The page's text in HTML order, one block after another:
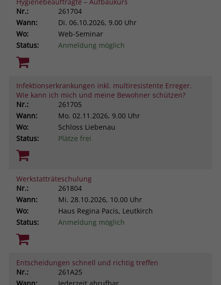
Nr.:
261704
Wann:
Di. 06.10.2026, 9.00 Uhr
Wo:
Web-Seminar
Status:
Anmeldung möglich
Infektionserkrankungen inkl. multiresistente Erreger.
Wie kann ich mich und meine Bewohner schützen?
Nr.:
261705
Wann:
Mo. 02.11.2026, 9.00 Uhr
Wo:
Schloss Liebenau
Status:
Plätze frei
Werkstatträteschulung
Nr.:
261804
Wann:
Mi. 28.10.2026, 10.00 Uhr
Wo:
Haus Regina Pacis, Leutkirch
Status:
Anmeldung möglich
Entscheidungen schnell und richtig treffen
Nr.:
261A25